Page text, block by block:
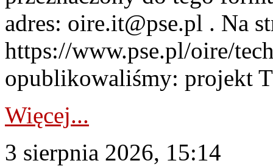
adres: oire.it@pse.pl . Na
https://www.pse.pl/oire/
opublikowaliśmy: projekt
Więcej...
3 sierpnia 2026, 15:14